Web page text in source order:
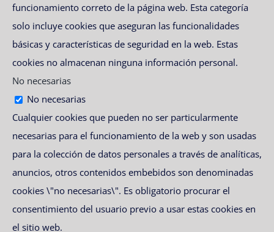
funcionamiento correto de la página web. Esta categoría
solo incluye cookies que aseguran las funcionalidades
básicas y características de seguridad en la web. Estas
cookies no almacenan ninguna información personal.
No necesarias
No necesarias
Cualquier cookies que pueden no ser particularmente
necesarias para el funcionamiento de la web y son usadas
para la colección de datos personales a través de analíticas,
anuncios, otros contenidos embebidos son denominadas
cookies \"no necesarias\". Es obligatorio procurar el
consentimiento del usuario previo a usar estas cookies en
el sitio web.